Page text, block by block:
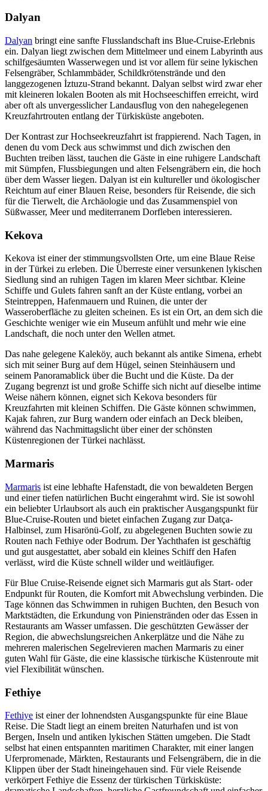
Dalyan
Dalyan bringt eine sanfte Flusslandschaft ins Blue-Cruise-Erlebnis
ein. Dalyan liegt zwischen dem Mittelmeer und einem Labyrinth aus
schilfgesäumten Wasserwegen und ist vor allem für seine lykischen
Felsengräber, Schlammbäder, Schildkrötenstrände und den
langgezogenen İztuzu-Strand bekannt. Dalyan selbst wird zwar eher
mit kleineren lokalen Booten als mit Hochseeschiffen erreicht, wird
aber oft als unvergesslicher Landausflug von den nahegelegenen
Kreuzfahrtrouten entlang der Türkisküste angeboten.
Der Kontrast zur Hochseekreuzfahrt ist frappierend. Nach Tagen, in
denen du vom Deck aus schwimmst und dich zwischen den
Buchten treiben lässt, tauchen die Gäste in eine ruhigere Landschaft
mit Sümpfen, Flussbiegungen und alten Felsengräbern ein, die hoch
über dem Wasser liegen. Dalyan ist ein kultureller und ökologischer
Reichtum auf einer Blauen Reise, besonders für Reisende, die sich
für die Tierwelt, die Archäologie und das Zusammenspiel von
Süßwasser, Meer und mediterranem Dorfleben interessieren.
Kekova
Kekova ist einer der stimmungsvollsten Orte, um eine Blaue Reise
in der Türkei zu erleben. Die Überreste einer versunkenen lykischen
Siedlung sind an ruhigen Tagen im klaren Meer sichtbar. Kleine
Schiffe und Gulets fahren sanft an der Küste entlang, vorbei an
Steintreppen, Hafenmauern und Ruinen, die unter der
Wasseroberfläche zu gleiten scheinen. Es ist ein Ort, an dem sich die
Geschichte weniger wie ein Museum anfühlt und mehr wie eine
Landschaft, die noch unter den Wellen atmet.
Das nahe gelegene Kaleköy, auch bekannt als antike Simena, erhebt
sich mit seiner Burg auf dem Hügel, seinen Steinhäusern und
seinem Panoramablick über die Bucht und die Küste. Da der
Zugang begrenzt ist und große Schiffe sich nicht auf dieselbe intime
Weise nähern können, eignet sich Kekova besonders für
Kreuzfahrten mit kleinen Schiffen. Die Gäste können schwimmen,
Kajak fahren, zur Burg wandern oder einfach an Deck bleiben,
während das Nachmittagslicht über einer der schönsten
Küstenregionen der Türkei nachlässt.
Marmaris
Marmaris ist eine lebhafte Hafenstadt, die von bewaldeten Bergen
und einer tiefen natürlichen Bucht eingerahmt wird. Sie ist sowohl
ein beliebter Urlaubsort als auch ein praktischer Ausgangspunkt für
Blue-Cruise-Routen und bietet einfachen Zugang zur Datça-
Halbinsel, zum Hisarönü-Golf, zu abgelegenen Buchten sowie zu
Routen nach Fethiye oder Bodrum. Der Yachthafen ist geschäftig
und gut ausgestattet, aber sobald ein kleines Schiff den Hafen
verlässt, wird die Küste schnell wilder und weitläufiger.
Für Blue Cruise-Reisende eignet sich Marmaris gut als Start- oder
Endpunkt für Routen, die Komfort mit Abwechslung verbinden. Die
Tage können das Schwimmen in ruhigen Buchten, den Besuch von
Marktstädten, die Erkundung von Pinienstränden oder das Essen in
Restaurants am Wasser umfassen. Die geschützten Gewässer der
Region, die abwechslungsreichen Ankerplätze und die Nähe zu
mehreren malerischen Segelrevieren machen Marmaris zu einer
guten Wahl für Gäste, die eine klassische türkische Küstenroute mit
viel Flexibilität wünschen.
Fethiye
Fethiye ist einer der lohnendsten Ausgangspunkte für eine Blaue
Reise. Die Stadt liegt an einem breiten Naturhafen und ist von
Bergen, Inseln und antiken lykischen Stätten umgeben. Die Stadt
selbst hat einen entspannten maritimen Charakter, mit einer langen
Uferpromenade, Märkten, Restaurants und Felsengräbern, die in die
Klippen über der Stadt hineingehauen sind. Für viele Reisende
verkörpert Fethiye die Essenz der türkischen Türkisküste: